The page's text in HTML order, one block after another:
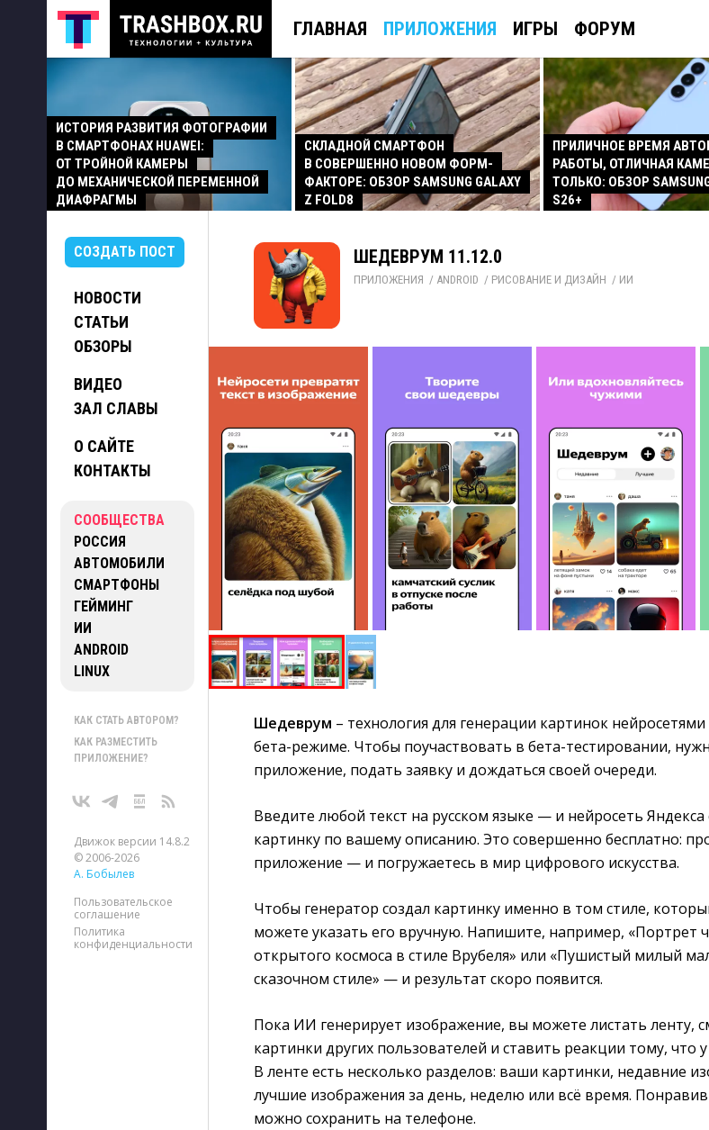
ГЛАВНАЯ ПРИЛОЖЕНИЯ ИГРЫ ФОРУМ
ИСТОРИЯ РАЗВИТИЯ ФОТОГРАФИИ
В СМАРТФОНАХ HUAWEI:
ОТ ТРОЙНОЙ КАМЕРЫ
ДО МЕХАНИЧЕСКОЙ ПЕРЕМЕННОЙ
ДИАФРАГМЫ
СКЛАДНОЙ СМАРТФОН
В СОВЕРШЕННО НОВОМ ФОРМ-
ФАКТОРЕ: ОБЗОР SAMSUNG GALAXY
Z FOLD8
ПРИЛИЧНОЕ ВРЕМЯ
РАБОТЫ, ОТЛИЧНАЯ
ТОЛЬКО: ОБЗОР
S26+
СОЗДАТЬ ПОСТ
НОВОСТИ
СТАТЬИ
ОБЗОРЫ
ВИДЕО
ЗАЛ СЛАВЫ
О САЙТЕ
КОНТАКТЫ
СООБЩЕСТВА
РОССИЯ
АВТОМОБИЛИ
СМАРТФОНЫ
ГЕЙМИНГ
ИИ
ANDROID
LINUX
КАК СТАТЬ АВТОРОМ?
КАК РАЗМЕСТИТЬ
ПРИЛОЖЕНИЕ?
Движок версии 14.8.2
© 2006-2026
А. Бобылев
Пользовательское
соглашение
Политика
конфиденциальности
ШЕДЕВРУМ 11.12.0
ПРИЛОЖЕНИЯ / ANDROID / РИСОВАНИЕ И ДИЗАЙН / ИИ
Шедеврум – технология для генерации картинок
бета-режиме. Чтобы поучаствовать в бета-тестировании,
приложение, подать заявку и дождаться своей очереди.
Введите любой текст на русском языке — и нейросеть Яндекса
картинку по вашему описанию. Это совершенно бесплатно:
приложение — и погружаетесь в мир цифрового искусства.
Чтобы генератор создал картинку именно в том стиле,
можете указать его вручную. Напишите, например, «Портрет
открытого космоса в стиле Врубеля» или «Пушистый милый
сказочном стиле» — и результат скоро появится.
Пока ИИ генерирует изображение, вы можете листать ленту,
картинки других пользователей и ставить реакции тому, что
В ленте есть несколько разделов: ваши картинки, недавние
лучшие изображения за день, неделю или всё время.
можно сохранить на телефоне.